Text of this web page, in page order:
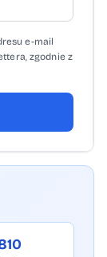
e-mail
zgodnie z